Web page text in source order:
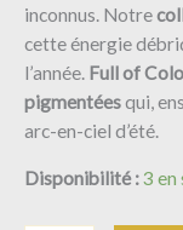
inconnus. Notre
cette énergie
l’année. Full of
pigmentéesqui,
arc-en-ciel d’été.
Disponibilité :3 en